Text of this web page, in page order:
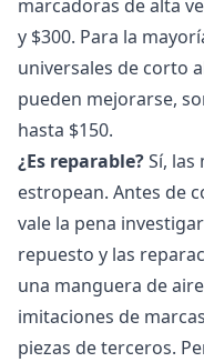
marcadoras de alta
y $300. Para la
universales de corto
pueden mejorarse,
hasta $150.
¿Es reparable?Sí,
estropean. Antes de
vale la pena
repuesto y las
una manguera de
imitaciones de
piezas de terceros.